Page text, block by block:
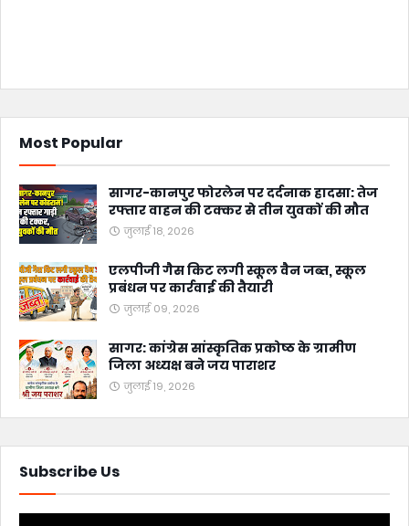
Most Popular
सागर-कानपुर फोरलेन पर दर्दनाक हादसा: तेज
रफ्तार वाहन की टक्कर से तीन युवकों की मौत
जुलाई 18, 2026
एलपीजी गैस किट लगी स्कूल वैन जब्त, स्कूल
प्रबंधन पर कार्रवाई की तैयारी
जुलाई 09, 2026
सागर: कांग्रेस सांस्कृतिक प्रकोष्ठ के ग्रामीण
जिला अध्यक्ष बने जय पाराशर
जुलाई 19, 2026
Subscribe Us